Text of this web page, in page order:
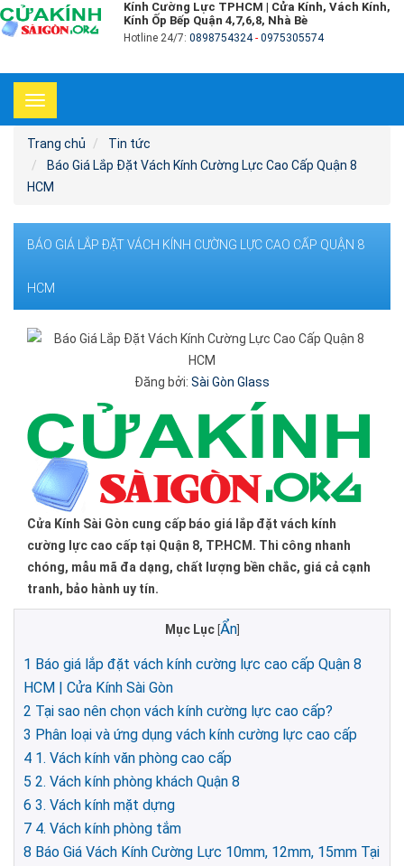
Kính Cường Lực TPHCM | Cửa Kính, Vách Kính,
Kính Ốp Bếp Quận 4,7,6,8, Nhà Bè
Hotline 24/7: 0898754324- 0975305574
Toggle
navigation
Trang chủ
Tin tức
Báo Giá Lắp Đặt Vách Kính Cường Lực Cao Cấp Quận 8
HCM
BÁO GIÁ LẮP ĐẶT VÁCH KÍNH CƯỜNG LỰC CAO CẤP QUẬN 8
HCM
Đăng bởi: Sài Gòn Glass
Cửa Kính Sài Gòn cung cấp báo giá lắp đặt vách kính
cường lực cao cấp tại Quận 8, TP.HCM. Thi công nhanh
chóng, mẫu mã đa dạng, chất lượng bền chắc, giá cả cạnh
tranh, bảo hành uy tín.
Mục Lục Ẩn]
1 Báo giá lắp đặt vách kính cường lực cao cấp Quận 8
HCM | Cửa Kính Sài Gòn
2 Tại sao nên chọn vách kính cường lực cao cấp?
3 Phân loại và ứng dụng vách kính cường lực cao cấp
4 1. Vách kính văn phòng cao cấp
5 2. Vách kính phòng khách Quận 8
6 3. Vách kính mặt dựng
7 4. Vách kính phòng tắm
8 Báo Giá Vách Kính Cường Lực 10mm, 12mm, 15mm Tại